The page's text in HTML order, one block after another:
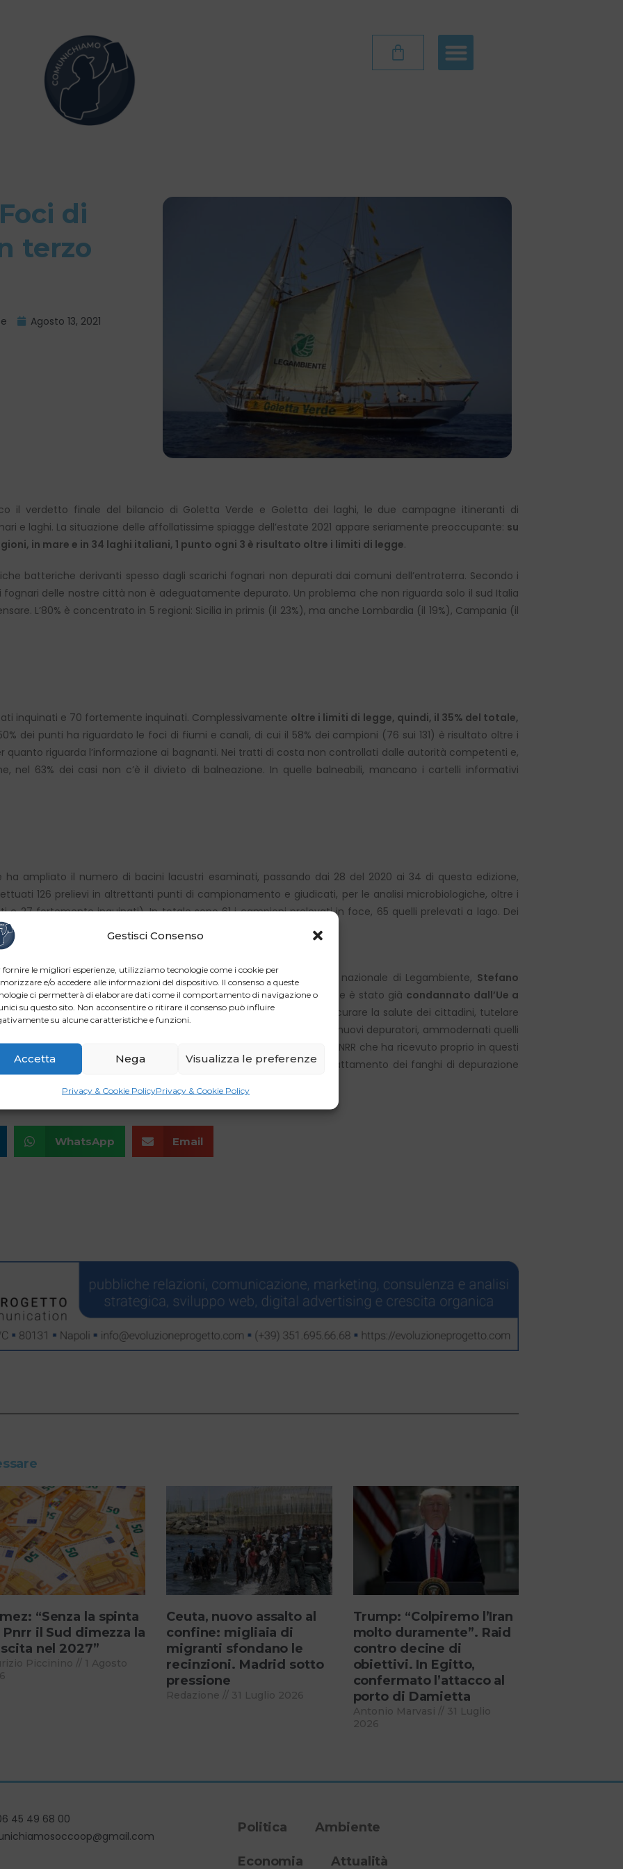
Gestisci Consenso
fornire le migliori esperienze, utilizziamo tecnologie come i cookie per
e/o accedere alle informazioni del dispositivo. Il consenso a queste
ci permetterà di elaborare dati come il comportamento di navigazione o
su questo sito. Non acconsentire o ritirare il consenso può influire
su alcune caratteristiche e funzioni.
Accetta Nega Visualizza le preferenze
Privacy & Cookie PolicyPrivacy & Cookie Policy
di
terzo
Agosto 13, 2021
il verdetto finale del bilancio di Goletta Verde e Goletta dei laghi, le due campagne itineranti di
e laghi. La situazione delle affollatissime spiagge dell’estate 2021 appare seriamente preoccupante: su
in mare e in 34 laghi italiani, 1 punto ogni 3 è risultato oltre i limiti di legge.
batteriche derivanti spesso dagli scarichi fognari non depurati dai comuni dell’entroterra. Secondo i
fognari delle nostre città non è adeguatamente depurato. Un problema che non riguarda solo il sud Italia
L’80% è concentrato in 5 regioni: Sicilia in primis (il 23%), ma anche Lombardia (il 19%), Campania (il
inquinati e 70 fortemente inquinati. Complessivamente oltre i limiti di legge, quindi, il 35% del totale,
dei punti ha riguardato le foci di fiumi e canali, di cui il 58% dei campioni (76 sui 131) è risultato oltre i
quanto riguarda l’informazione ai bagnanti. Nei tratti di costa non controllati dalle autorità competenti e,
nel 63% dei casi non c’è il divieto di balneazione. In quelle balneabili, mancano i cartelli informativi
ha ampliato il numero di bacini lacustri esaminati, passando dai 28 del 2020 ai 34 di questa edizione,
126 prelievi in altrettanti punti di campionamento e giudicati, per le analisi microbiologiche, oltre i
e 27 fortemente inquinati). In totale sono 61 i campioni prelevati in foce, 65 quelli prelevati a lago. Dei
prelevato in foce di canali, fiumi o torrenti.
l’annoso tema dellamala depurazione– denuncia il presidente nazionale di Legambiente, Stefano
Penisola, prevista da una legge del 1976, per la quale il nostro Paese è stato già condannato dall’Ue a
multe. Il trattamento delle acque reflue è fondamentale per assicurare la salute dei cittadini, tutelare
lanciamo un nuovo appello al Governo affinché vengano realizzati nuovi depuratori, ammodernati quelli
ci sono, l’Italia destini una parte delle prime risorse europee del PNRR che ha ricevuto proprio in questi
della storia del Paese, realizzando anche gli impianti per il trattamento dei fanghi di depurazione
delle acque depurate in agricoltura e nell’industria».
WhatsApp Email
“Senza la spinta
Pnrr il Sud dimezza la
nel 2027”
Piccinino
1 Agosto
Ceuta, nuovo assalto al
confine: migliaia di
migranti sfondano le
recinzioni. Madrid sotto
pressione
Redazione 31 Luglio 2026
Trump: “Colpiremo l’Iran
molto duramente”. Raid
contro decine di
obiettivi. In Egitto,
confermato l’attacco al
porto di Damietta
Antonio Marvasi
31 Luglio
2026
45 49 68 00
Politica Ambiente
Economia Attualità